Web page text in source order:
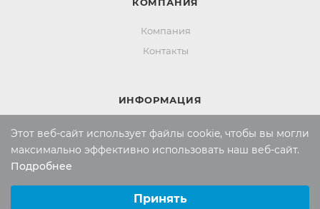
Компания
Контакты
ИНФОРМАЦИЯ
Вопросы и ответы
Реквизиты
Этот веб-сайт использует файлы cookie, чтобы вы могли
максимально эффективно использовать наш веб-сайт.
Подробнее
Принять